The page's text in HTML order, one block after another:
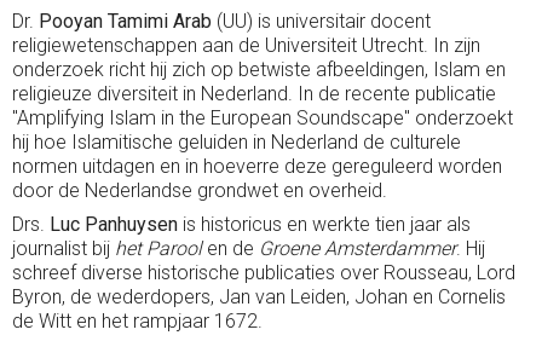
Dr. Pooyan Tamimi Arab (UU) is universitair docent
religiewetenschappen aan de Universiteit Utrecht. In zijn
onderzoek richt hij zich op betwiste afbeeldingen, Islam en
religieuze diversiteit in Nederland. In de recente publicatie
"Amplifying Islam in the European Soundscape" onderzoekt
hij hoe Islamitische geluiden in Nederland de culturele
normen uitdagen en in hoeverre deze gereguleerd worden
door de Nederlandse grondwet en overheid.
Drs. Luc Panhuysen is historicus en werkte tien jaar als
journalist bij het Paroolen de Groene Amsterdammer. Hij
schreef diverse historische publicaties over Rousseau, Lord
Byron, de wederdopers, Jan van Leiden, Johan en Cornelis
de Witt en het rampjaar 1672.